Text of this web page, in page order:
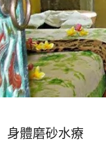
身體磨砂水療